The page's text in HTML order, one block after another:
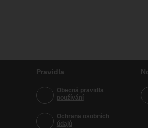
Pravidla
Obecná pravidla
používání
Ochrana osobních
údajů